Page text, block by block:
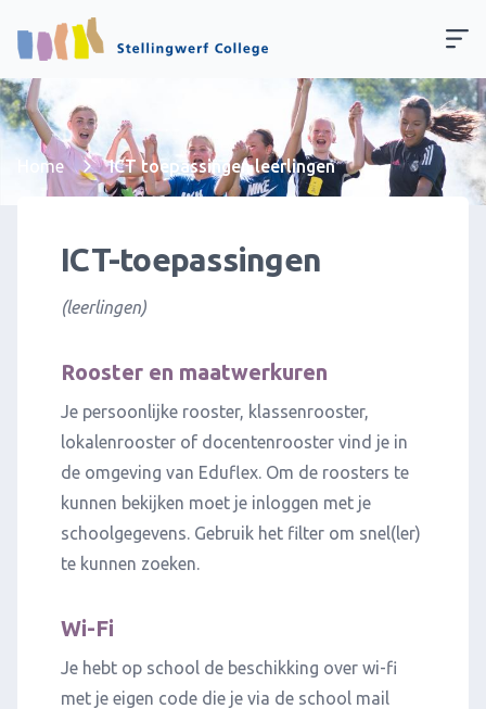
Home ICT toepassingen leerlingen
ICT-toepassingen
(leerlingen)
Rooster en maatwerkuren
Je persoonlijke rooster, klassenrooster,
lokalenrooster of docentenrooster vind je in
de omgeving van Eduflex. Om de roosters te
kunnen bekijken moet je inloggen met je
schoolgegevens. Gebruik het filter om snel(ler)
te kunnen zoeken.
Wi-Fi
Je hebt op school de beschikking over wi-fi
met je eigen code die je via de school mail